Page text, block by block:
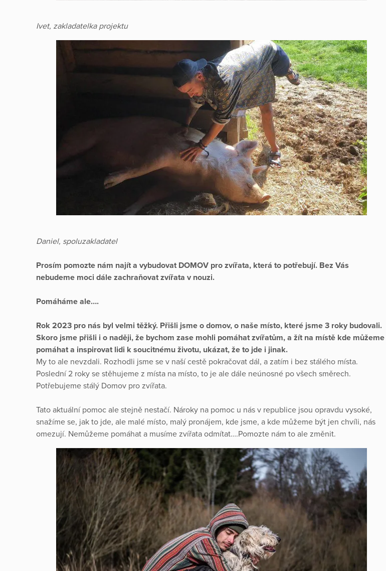
Ivet, zakladatelka projektu
Daniel, spoluzakladatel
Prosím pomozte nám najít a vybudovat DOMOV pro zvířata, která to potřebují. Bez Vás
nebudeme moci dále zachraňovat zvířata v nouzi.
Pomáháme ale….
Rok 2023 pro nás byl velmi těžký. Přišli jsme o domov, o naše místo, které jsme 3 roky budovali.
Skoro jsme přišli i o naději, že bychom zase mohli pomáhat zvířatům, a žít na místě kde můžeme
pomáhat a inspirovat lidi k soucitnému životu, ukázat, že to jde i jinak.
My to ale nevzdali. Rozhodli jsme se v naší cestě pokračovat dál, a zatím i bez stálého místa.
Poslední 2 roky se stěhujeme z místa na místo, to je ale dále neúnosné po všech směrech.
Potřebujeme stálý Domov pro zvířata.
Tato aktuální pomoc ale stejně nestačí. Nároky na pomoc u nás v republice jsou opravdu vysoké,
snažíme se, jak to jde, ale malé místo, malý pronájem, kde jsme, a kde můžeme být jen chvíli, nás
omezují. Nemůžeme pomáhat a musíme zvířata odmítat….Pomozte nám to ale změnit.